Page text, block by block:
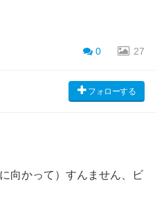
0 27
フォローする
向かって）すんません、ビ